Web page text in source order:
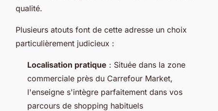
qualité.
Plusieurs atouts font de cette adresse un choix
particulièrement judicieux :
Localisation pratique : Située dans la zone
commerciale près du Carrefour Market,
l'enseigne s'intègre parfaitement dans vos
parcours de shopping habituels